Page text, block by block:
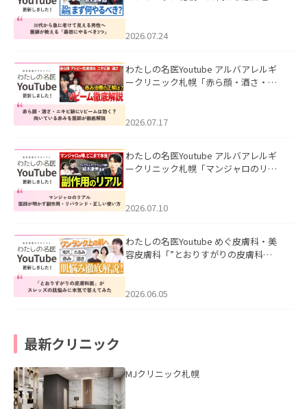
た。
2026.07.24
わたしの名医Youtube アルバアレルギ
ークリニック札幌「赤ら顔・酒さ・ニ
した。
2026.07.17
わたしの名医Youtube アルバアレルギ
ークリニック札幌「マンジャロのリア
た。
2026.07.10
わたしの名医Youtube めぐ皮膚科・美
容皮膚科「”とおりすがりの皮膚科
2026.06.05
最新クリニック
MJクリニック札幌